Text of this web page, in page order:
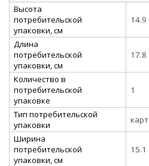
Высота
потребительской
упаковки, см
14.9
Длина
потребительской
упаковки, см
17.8
Количество в
потребительской
упаковке
1
Тип потребительской
упаковки
Ширина
потребительской
упаковки, см
15.1